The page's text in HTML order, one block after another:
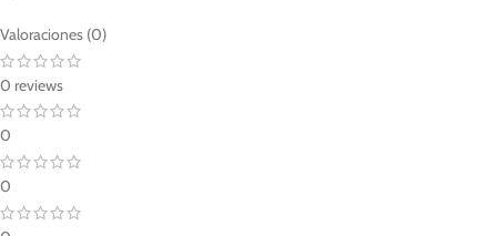
Valoraciones (0)
0 reviews
0
0